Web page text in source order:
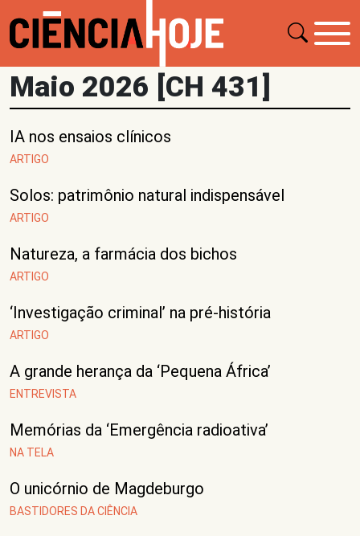
Maio 2026 [CH 431]
IA nos ensaios clínicos
ARTIGO
Solos: patrimônio natural indispensável
ARTIGO
Natureza, a farmácia dos bichos
ARTIGO
‘Investigação criminal’ na pré-história
ARTIGO
A grande herança da ‘Pequena África’
ENTREVISTA
Memórias da ‘Emergência radioativa’
NA TELA
O unicórnio de Magdeburgo
BASTIDORES DA CIÊNCIA